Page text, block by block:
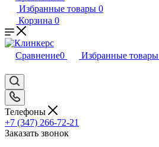
Избранные товары 0
Корзина 0
Сравнение0 Избранные товары
Телефоны
+7 (347) 266-72-21
Заказать звонок